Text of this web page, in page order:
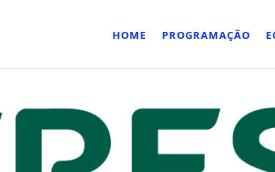
HOME PROGRAMAÇÃO